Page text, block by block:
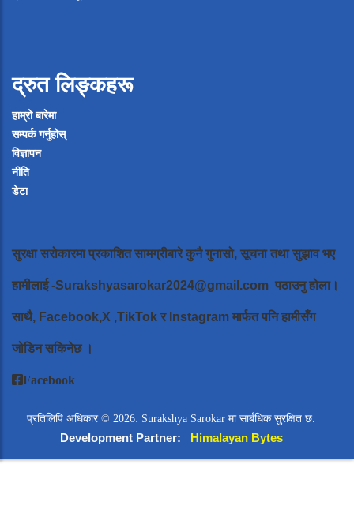
द्रुत लिङ्कहरू
हाम्रो बारेमा
सम्पर्क गर्नुहोस्
विज्ञापन
नीति
डेटा
सुरक्षा सरोकारमा प्रकाशित सामग्रीबारे कुनै गुनासो, सूचना तथा सुझाव भए
हामीलाई-Surakshyasarokar2024@gmail.com पठाउनु होला।
साथै, Facebook,X ,TikTok र Instagram मार्फत पनि हामीसँग
जोडिन सकिनेछ ।
Facebook
प्रतिलिपि अधिकार © 2026: Surakshya Sarokar मा सार्बधिक सुरक्षित छ.
Development Partner: Himalayan Bytes